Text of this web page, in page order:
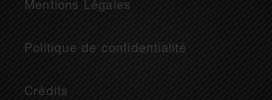
Mentions Légales
Politique de confidentialité
Crédits